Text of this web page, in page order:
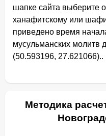
шапке сайта выберите
ханафитскому или
приведено время
мусульманских молитв
(50.593196, 27.621066)..
Методика